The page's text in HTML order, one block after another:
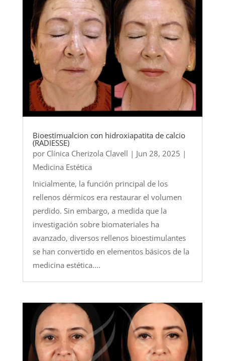
Bioestimualcion con hidroxiapatita de calcio
(RADIESSE)
por Clínica Cherizola Clavell | Jun 28, 2025 |
Medicina Estética
Inicialmente, la función principal de los
rellenos dérmicos era restaurar el volumen
perdido. Sin embargo, a medida que la
investigación sobre biomateriales ha
avanzado, diversos rellenos bioestimulantes
se han convertido en elementos básicos de la
medicina estética....